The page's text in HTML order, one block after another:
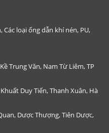
loại ống dẫn khí nén, PU,
Trung Văn, Nam Từ Liêm, TP
Duy Tiến, Thanh Xuân, Hà
Dược Thượng, Tiên Dược,